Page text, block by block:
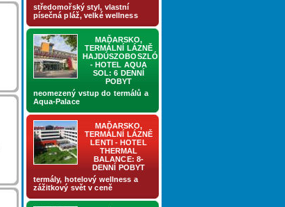
středomořský styl, vlastní
písečná pláž, velké wellness
MAĎARSKO,
TERMÁLNÍ LÁZNĚ
HAJDÚSZOBOSZLÓ
- HOTEL AQUA
SOL: 6 DENNÍ
POBYT
neomezený vstup do termálů a
Aqua-Palace
MAĎARSKO,
TERMÁLNÍ LÁZNĚ
LENTI - HOTEL
THERMAL
BALANCE: 8-
DENNÍ POBYT
termály, hotelový wellness a
zážitkový svět v ceně